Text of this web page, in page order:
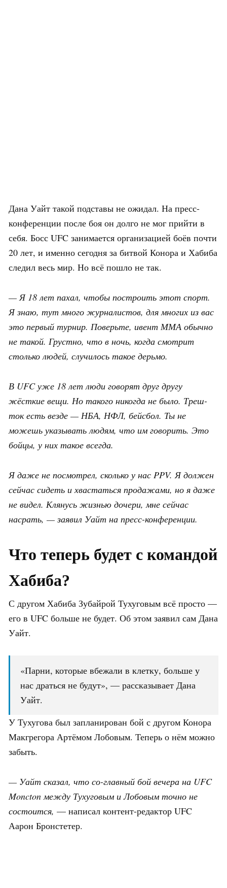
Дана Уайт такой подставы не ожидал. На пресс-
конференции после боя он долго не мог прийти в
себя. Босс UFC занимается организацией боёв почти
20 лет, и именно сегодня за битвой Конора и Хабиба
следил весь мир. Но всё пошло не так.
— Я 18 лет пахал, чтобы построить этот спорт.
Я знаю, тут много журналистов, для многих из вас
это первый турнир. Поверьте, ивент ММА обычно
не такой. Грустно, что в ночь, когда смотрит
столько людей, случилось такое дерьмо.
В UFC уже 18 лет люди говорят друг другу
жёсткие вещи. Но такого никогда не было. Треш-
ток есть везде — НБА, НФЛ, бейсбол. Ты не
можешь указывать людям, что им говорить. Это
бойцы, у них такое всегда.
Я даже не посмотрел, сколько у нас PPV. Я должен
сейчас сидеть и хвастаться продажами, но я даже
не видел. Клянусь жизнью дочери, мне сейчас
насрать, — заявил Уайт на пресс-конференции.
Что теперь будет с командой
Хабиба?
С другом Хабиба Зубайрой Тухуговым всё просто —
его в UFC больше не будет. Об этом заявил сам Дана
Уайт.
«Парни, которые вбежали в клетку, больше у
нас драться не будут», — рассказывает Дана
Уайт.
У Тухугова был запланирован бой с другом Конора
Макгрегора Артёмом Лобовым. Теперь о нём можно
забыть.
— Уайт сказал, что со-главный бой вечера на UFC
Monctonмежду Тухуговым и Лобовым точно не
состоится, — написал контент-редактор UFC
Аарон Бронстетер.